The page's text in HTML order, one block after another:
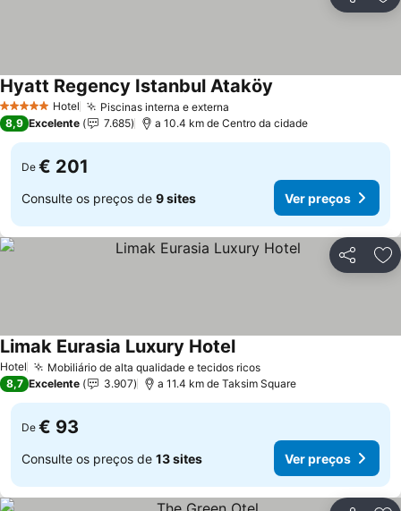
5 Estrelas Hotel Piscinas interna e externa
Hyatt Regency Istanbul Ataköy
8,9 Excelente 7.685 a 10.4 km de Centro da cidade
De € 201
Consulte os preços de 9 sites Ver preços
Partilhar
Hotel Mobiliário de alta qualidade e tecidos ricosVer preços
Limak Eurasia Luxury HotelVer preços
8,7 Excelente 3.907 a 11.4 km de Taksim Square
De € 93
Consulte os preços de 13 sites Ver preços